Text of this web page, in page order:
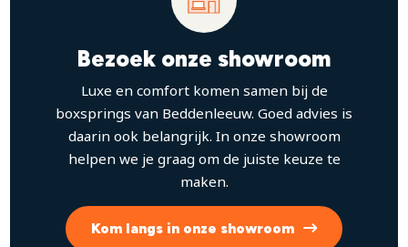
Bezoek onze showroom
Luxe en comfort komen samen bij de
boxsprings van Beddenleeuw. Goed advies is
daarin ook belangrijk. In onze showroom
helpen we je graag om de juiste keuze te
maken.
Kom langs in onze showroom